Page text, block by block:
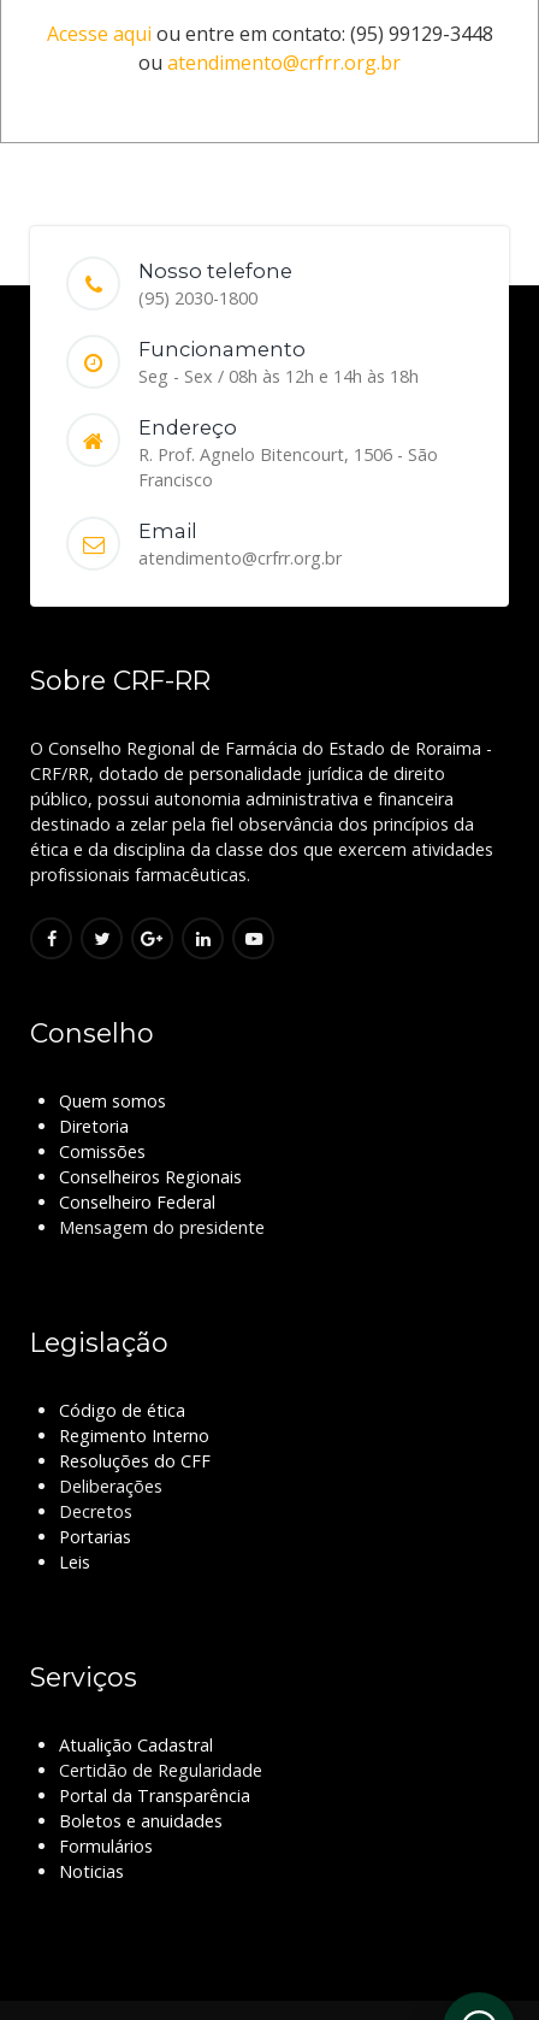
estão o menor custo, que deve ser pelo menos 35% inferior
ao do medicamento de referência, o aumento da
concorrência no mercado e a ampliação do acesso a
Nosso telefone
(95) 2030-1800
Funcionamento
Seg - Sex / 08h às 12h e 14h às 18h
Endereço
R. Prof. Agnelo Bitencourt, 1506 - São
Francisco
Email
atendimento@crfrr.org.br
Sobre CRF-RR
O Conselho Regional de Farmácia do Estado de Roraima -
CRF/RR, dotado de personalidade jurídica de direito
público, possui autonomia administrativa e financeira
destinado a zelar pela fiel observância dos princípios da
ética e da disciplina da classe dos que exercem atividades
profissionais farmacêuticas.
Conselho
Quem somos
Diretoria
Comissões
Conselheiros Regionais
Conselheiro Federal
Mensagem do presidente
Legislação
Código de ética
Regimento Interno
Resoluções do CFF
Deliberações
Decretos
Portarias
Leis
Serviços
Atualição Cadastral
Certidão de Regularidade
Portal da Transparência
Boletos e anuidades
Formulários
Noticias
Acesse aqui ou entre em contato: (95) 99129-3448
ou atendimento@crfrr.org.br